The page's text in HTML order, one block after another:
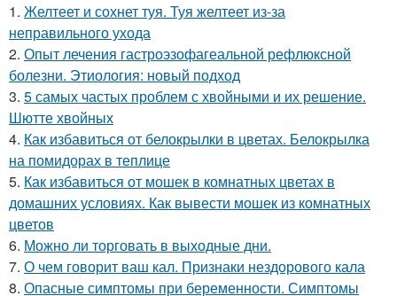
1. Желтеет и сохнет туя. Туя желтеет из-за
неправильного ухода
2. Опыт лечения гастроэзофагеальной рефлюксной
болезни. Этиология: новый подход
3. 5 самых частых проблем с хвойными и их решение.
Шютте хвойных
4. Как избавиться от белокрылки в цветах. Белокрылка
на помидорах в теплице
5. Как избавиться от мошек в комнатных цветах в
домашних условиях. Как вывести мошек из комнатных
цветов
6. Можно ли торговать в выходные дни.
7. О чем говорит ваш кал. Признаки нездорового кала
8. Опасные симптомы при беременности. Симптомы